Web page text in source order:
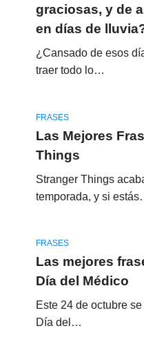
graciosas, y de
en días de
¿Cansado de esos
traer todo lo…
FRASES
Las Mejores
Things
Stranger Things
temporada, y si
FRASES
Las mejores
Día del Médico
Este 24 de octubre
Día del…